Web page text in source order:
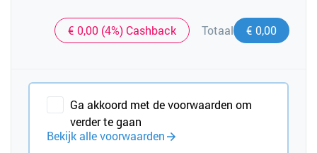
€ 0,00 (4%) Cashback Totaal € 0,00
Ga akkoord met de voorwaarden om
verder te gaan
Bekijk alle voorwaarden